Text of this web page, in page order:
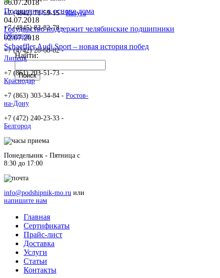
06.07.2018
Подшипник в основе дома
04.07.2018
Государство поддержит челябинские подшипники
02.07.2018
Schaeffler Audi Sport – новая история побед
Найти:
+7 (4842) 71-59-15 -Калуга
+7 (4845) 83-82-78 -
Обнинск
+7 (4742) 28-68-82 -
Липецк
+7 (861) 203-51-73 -
Краснодар
+7 (863) 303-34-84 - Ростов-
на-Дону
+7 (472) 240-23-33 -
Белгород
Понедельник - Пятница c
8:30 до 17:00
info@podshipnik-mo.ru или
напишите нам
Главная
Сертификаты
Прайс-лист
Доставка
Услуги
Статьи
Контакты